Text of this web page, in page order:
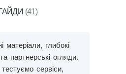
41
матеріали, глибокі
партнерські огляди.
сервіси,